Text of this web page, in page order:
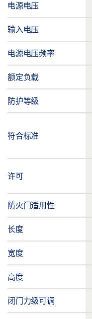
电源电压
输入电压
电源电压频率
额定负载
防护等级
符合标准
许可
防火门适用性
长度
宽度
高度
闭门力级可调